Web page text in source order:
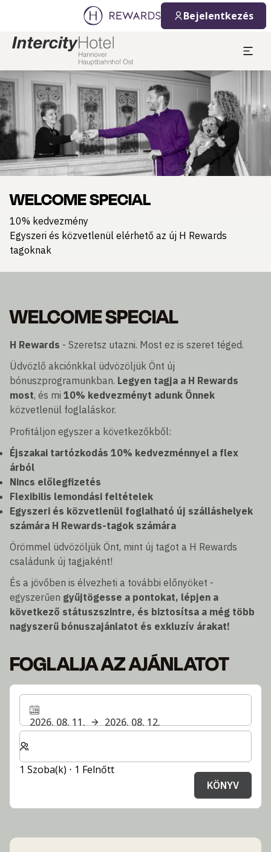
Bejelentkezés
Dia: 1 of 1
WELCOME SPECIAL
10% kedvezmény
Egyszeri és közvetlenül elérhető az új H Rewards
tagoknak
WELCOME SPECIAL
H Rewards - Szeretsz utazni. Most ez is szeret téged.
Üdvözlő akciónkkal üdvözöljük Önt új
bónuszprogramunkban. Legyen tagja a H Rewards
most, és mi 10% kedvezményt adunk Önnek
közvetlenül foglaláskor.
Profitáljon egyszer a következőkből:
Éjszakai tartózkodás 10% kedvezménnyel a flex
árból
Nincs előlegfizetés
Flexibilis lemondási feltételek
Egyszeri és közvetlenül foglalható új szálláshelyek
számára H Rewards-tagok számára
Örömmel üdvözöljük Önt, mint új tagot a H Rewards
családunk új tagjaként!
És a jövőben is élvezheti a további előnyöket -
egyszerűen gyűjtögesse a pontokat, lépjen a
következő státuszszintre, és biztosítsa a még több
nagyszerű bónuszajánlatot és exkluzív árakat!
FOGLALJA AZ AJÁNLATOT
2026. 08. 11.
2026. 08. 12.
Válassza ki a szobák és a vendégek számát
1 Szoba(k) ⋅ 1 Felnőtt
KÖNYV